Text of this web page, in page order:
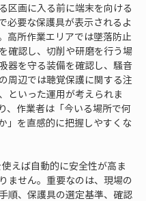
区画に入る前に端末を向ける
必要な保護具が表示されるよ
高所作業エリアでは墜落防止
確認し、切削や研磨を行う場
器を守る装備を確認し、騒音
周辺では聴覚保護に関する注
といった運用が考えられま
、作業者は「今いる場所で何
」を直感的に把握しやすくな
えば自動的に安全性が高ま
ません。重要なのは、現場の
順、保護具の選定基準、確認